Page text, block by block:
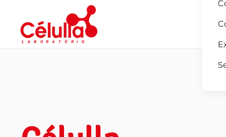
Skip to main content